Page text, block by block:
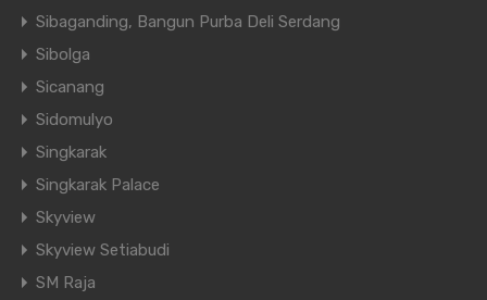
Direkomendasikan
Tipe Properti
Status Properti
Villa di Citra Garden
LT (LxP) m2
Sibaganding, Bangun Purba Deli Serdang
Sibolga
Sicanang
Sidomulyo
Singkarak
Singkarak Palace
Skyview
Skyview Setiabudi
SM Raja